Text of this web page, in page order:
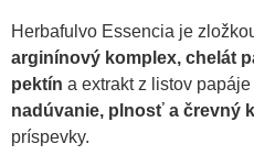
Herbafulvo Essencia je
arginínový komplex, chelát
pektín a extrakt z listov papáje
nadúvanie, plnosť a črevný
príspevky.